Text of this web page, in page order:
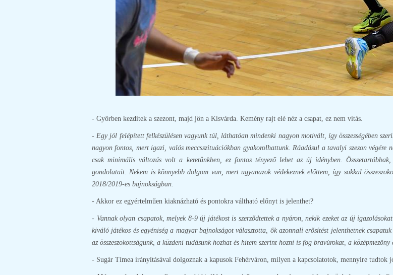
- Győrben kezditek a szezont, majd jön a Kisvárda. Kemény rajt elé néz a csapat, ez nem vitás.
- Egy jól felépített felkészülésen vagyunk túl, láthatóan mindenki nagyon motivált, így összességében
nagyon fontos, mert igazi, valós meccsszituációkban gyakorolhattunk. Ráadásul a tavalyi szezon végére
csak minimális változás volt a keretünkben, ez fontos tényező lehet az új idényben.
gondolatait. Nekem is könnyebb dolgom van, mert ugyanazok védekeznek előttem, így sokkal
2018/2019-es bajnokságban.
- Akkor ez egyértelműen kiaknázható és pontokra váltható előnyt is jelenthet?
- Vannak olyan csapatok, melyek 8-9 új játékost is szerződtettek a nyáron, nekik ezeket az új
kiváló játékos és egyéniség a magyar bajnokságot választotta, ők azonnali erősítést jelenthetnek
az összeszokottságunk, a küzdeni tudásunk hozhat és hitem szerint hozni is fog bravúrokat, a
- Sugár Tímea irányításával dolgoznak a kapusok Fehérváron, milyen a kapcsolatotok, mennyire tudtok